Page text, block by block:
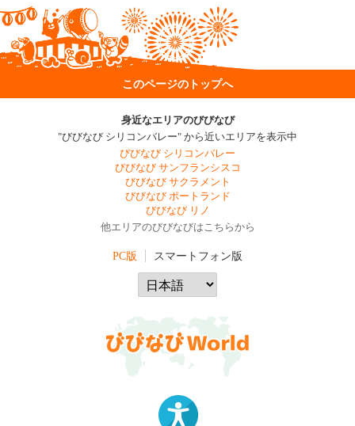
このページのトップへ
身近なエリアのびびなび
"びびなび シリコンバレー" から近いエリアを表示中
びびなび シリコンバレー
びびなび サンフランシスコ
びびなび サクラメント
びびなび ポートランド
びびなび リノ
他エリアのびびなびはこちらから
PC版 スマートフォン版